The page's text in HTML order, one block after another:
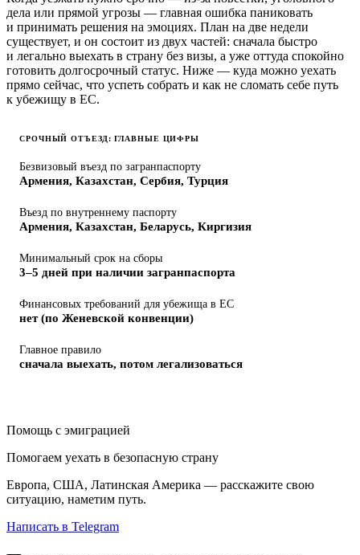
дела или прямой угрозы — главная ошибка паниковать
и принимать решения на эмоциях. План на две недели
существует, и он состоит из двух частей: сначала быстро
и легально выехать в страну без визы, а уже оттуда спокойно
готовить долгосрочный статус. Ниже — куда можно уехать
прямо сейчас, что успеть собрать и как не сломать себе путь
к убежищу в ЕС.
СРОЧНЫЙ ОТЪЕЗД: ГЛАВНЫЕ ЦИФРЫ
Безвизовый въезд по загранпаспорту
Армения, Казахстан, Сербия, Турция
Въезд по внутреннему паспорту
Армения, Казахстан, Беларусь, Киргизия
Минимальный срок на сборы
3–5 дней при наличии загранпаспорта
Финансовых требований для убежища в ЕС
нет (по Женевской конвенции)
Главное правило
сначала выехать, потом легализоваться
Помощь с эмиграцией
Помогаем уехать в безопасную страну
Европа, США, Латинская Америка — расскажите свою
ситуацию, наметим путь.
Написать в Telegram